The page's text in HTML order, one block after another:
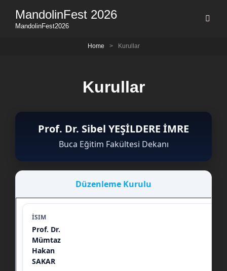
MandolinFest 2026
MandolinFest2026
Home > Kurullar
Kurullar
Prof. Dr. Sibel YEŞİLDERE İMRE
Buca Eğitim Fakültesi Dekanı
Düzenleme Kurulu
Prof. Dr.
Mümtaz
Hakan
SAKAR